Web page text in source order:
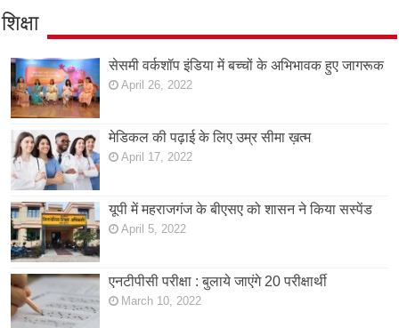
शिक्षा
सेसमी वर्कशॉप इंडिया में बच्चों के अभिभावक हुए जागरूक
April 26, 2022
मेडिकल की पढ़ाई के लिए उम्र सीमा ख़त्म
April 17, 2022
यूपी में महराजगंज के बीएसए को शासन ने किया सस्पेंड
April 5, 2022
एनटीपीसी परीक्षा : बुलाये जाएंगे 20 परीक्षार्थी
March 10, 2022